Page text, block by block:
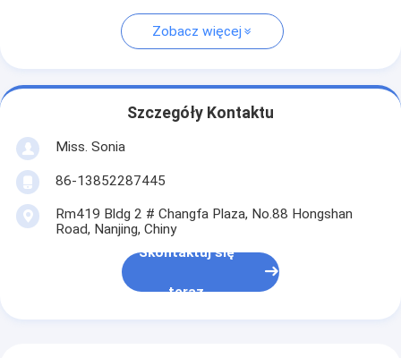
Zobacz więcej
Szczegóły Kontaktu
Miss. Sonia
86-13852287445
Rm419 Bldg 2 # Changfa Plaza, No.88 Hongshan
Road, Nanjing, Chiny
Skontaktuj się
teraz